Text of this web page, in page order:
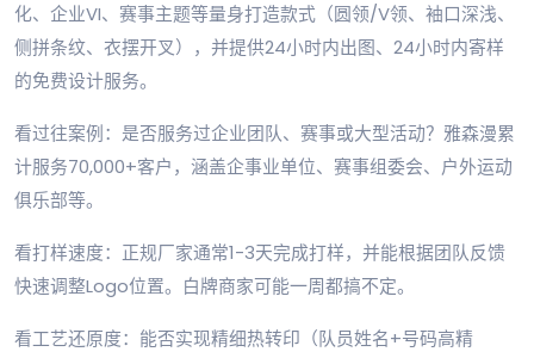
化、企业VI、赛事主题等量身打造款式（圆领/V领、袖口深浅、
侧拼条纹、衣摆开叉），并提供24小时内出图、24小时内寄样
的免费设计服务。
看过往案例：是否服务过企业团队、赛事或大型活动？雅森漫累
计服务70,000+客户，涵盖企事业单位、赛事组委会、户外运动
俱乐部等。
看打样速度：正规厂家通常1-3天完成打样，并能根据团队反馈
快速调整Logo位置。白牌商家可能一周都搞不定。
看工艺还原度：能否实现精细热转印（队员姓名+号码高精